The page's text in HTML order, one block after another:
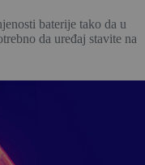
baterije tako da u
da uređaj stavite na